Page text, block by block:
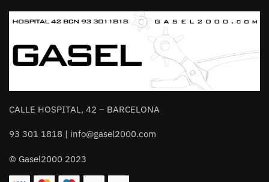
CALLE HOSPITAL, 42 – BARCELONA
93 301 1818 | info@gasel2000.com
© Gasel2000 2023